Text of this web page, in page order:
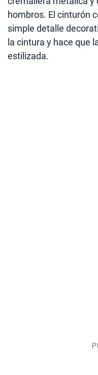
hombros. El cinturón
simple detalle
la cintura y hace que
estilizada.